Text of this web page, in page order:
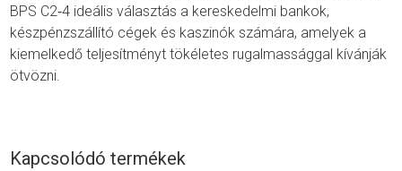
BPS C2‐4 ideális választás a kereskedelmi bankok,
készpénzszállító cégek és kaszinók számára, amelyek a
kiemelkedő teljesítményt tökéletes rugalmassággal kívánják
ötvözni.
Kapcsolódó termékek